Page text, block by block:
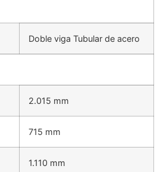
Doble viga Tubular de acero
2.015 mm
715 mm
1.110 mm